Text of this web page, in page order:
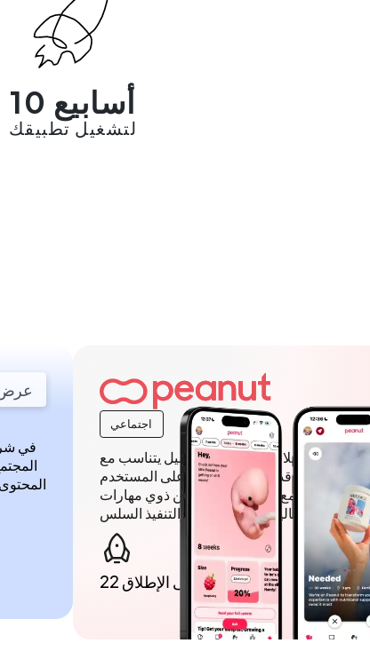
10 أسابيع
لتشغيل تطبيقك
عرض
اجتماعي
من خلال توفير تصميم جميل يتناسب مع
والدعم. لقد قدمنا تصميمًا يركز على المستخدم
لجمهورهم، مع الاستعانة بمطورين ذوي مهارات
22 أسبوعاً حتى الإطلاق